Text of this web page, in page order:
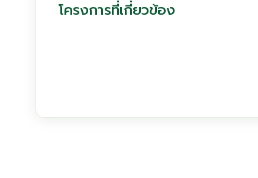
โครงการที่เกี่ยวข้อง